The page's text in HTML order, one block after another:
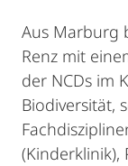
Aus Marburg
Renz mit
der NCDs im
Biodiversität,
(Kinderklinik),